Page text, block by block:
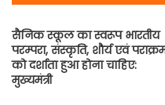
सैनिक स्कूल का स्वरूप भारतीय
परम्परा, संस्कृति, शौर्य एवं
को दर्शाता हुआ होना चाहिए:
मुख्यमंत्री